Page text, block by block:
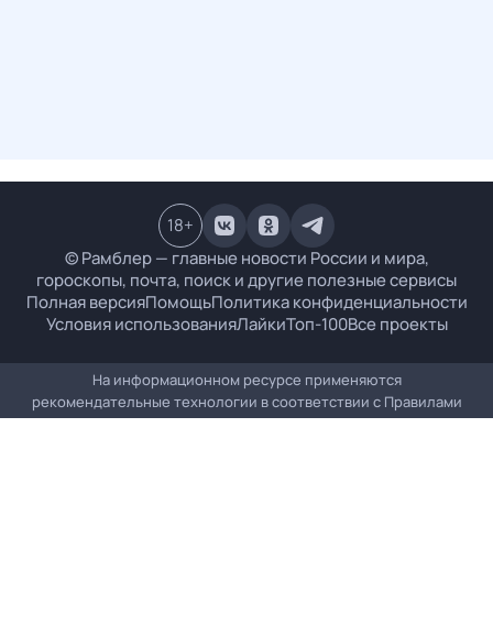
© Рамблер — главные новости России и мира,
гороскопы, почта, поиск и другие полезные сервисы
Полная версияПомощьПолитика конфиденциальности
Условия использованияЛайкиТоп-100Все проекты
18+
На информационном ресурсе применяются
рекомендательные технологии в соответствии с Правилами